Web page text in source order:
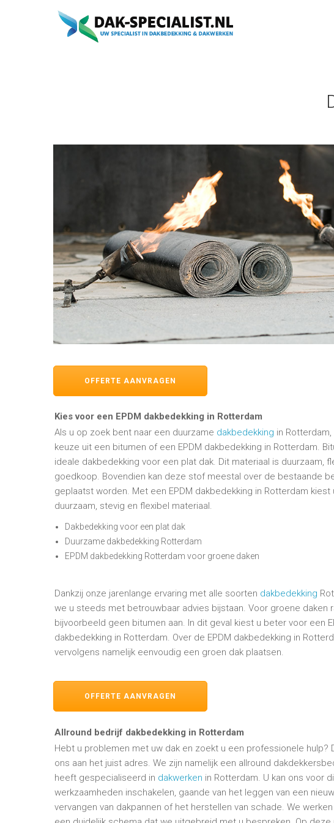
OFFERTE AANVRAGEN
Kies voor een EPDM dakbedekking in Rotterdam
Als u op zoek bent naar een duurzame dakbedekking in
keuze uit een bitumen of een EPDM dakbedekking in Rotterdam.
ideale dakbedekking voor een plat dak. Dit materiaal is duurzaam,
goedkoop. Bovendien kan deze stof meestal over de bestaande
geplaatst worden. Met een EPDM dakbedekking in Rotterdam kiest
duurzaam, stevig en flexibel materiaal.
Dakbedekking voor een plat dak
Duurzame dakbedekking Rotterdam
EPDM dakbedekking Rotterdam voor groene daken
Dankzij onze jarenlange ervaring met alle soorten dakbedekking
we u steeds met betrouwbaar advies bijstaan. Voor groene daken
bijvoorbeeld geen bitumen aan. In dit geval kiest u beter voor een
dakbedekking in Rotterdam. Over de EPDM dakbedekking in
vervolgens namelijk eenvoudig een groen dak plaatsen.
OFFERTE AANVRAGEN
Allround bedrijf dakbedekking in Rotterdam
Hebt u problemen met uw dak en zoekt u een professionele hulp?
ons aan het juist adres. We zijn namelijk een allround
heeft gespecialiseerd in dakwerken in Rotterdam. U kan ons voor
werkzaamheden inschakelen, gaande van het leggen van een
vervangen van dakpannen of het herstellen van schade. We